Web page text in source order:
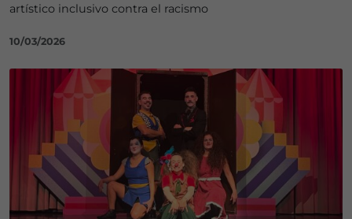
artístico inclusivo contra el racismo
10/03/2026